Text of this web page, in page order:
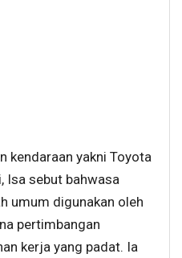
kendaraan yakni Toyota
Isa sebut bahwasa
umum digunakan oleh
pertimbangan
kerja yang padat. Ia